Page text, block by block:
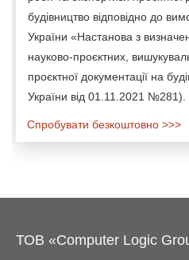
будівництво відповідно до
України «Настанова з
науково-проєктних,
проєктної документації на
України від 01.11.2021 №281).
Спробувати безкоштовно >>>
ТОВ «Computer Logic